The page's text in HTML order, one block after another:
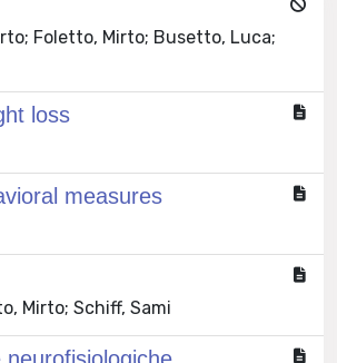
Foletto, Mirto; Busetto, Luca;
loss
measures
Mirto; Schiff, Sami